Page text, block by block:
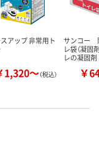
アップ 非常用ト
1,320～（税込）
サンコー
レ袋（凝固
レの凝固剤
￥